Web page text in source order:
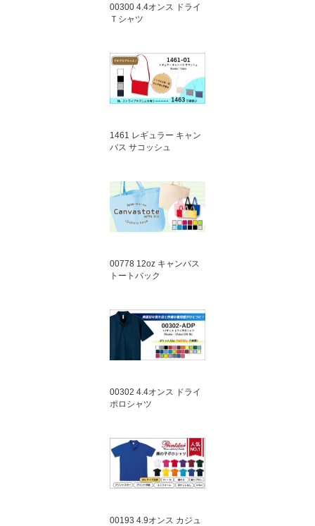
00300 4.4オンス ドライ
Ｔシャツ
1461 レギュラー キャン
バス サコッシュ
00778 12oz キャンバス
トートバック
00302 4.4オンス ドライ
ポロシャツ
00193 4.9オンス カジュ